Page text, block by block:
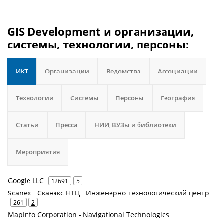
GIS Development и организации,
системы, технологии, персоны:
ИКТ Организации Ведомства Ассоциации
Технологии Системы Персоны География
Статьи Пресса НИИ, ВУЗы и библиотеки
Мероприятия
Google LLC 12691 5
Scanex - Сканэкс НТЦ - Инженерно-технологический центр
261 2
MapInfo Corporation - Navigational Technologies